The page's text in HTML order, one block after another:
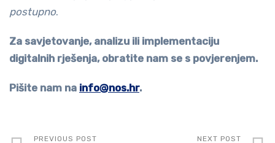
postupno.
Za savjetovanje, analizu ili implementaciju
digitalnih rješenja, obratite nam se s povjerenjem.
Pišite nam na info@nos.hr.
PREVIOUS POST NEXT POST